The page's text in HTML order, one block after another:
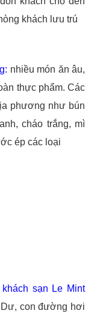
khách lưu trú
nhiều món ăn âu,
thực phẩm. Các
phương như bún
cháo trắng, mì
ép các loại
khách sạn Le Mint
con đường hơi